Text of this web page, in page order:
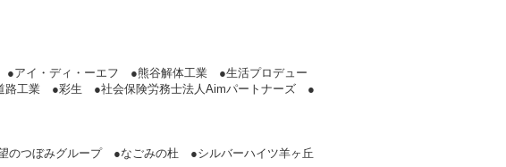
イ・ディ・ーエフ ●熊谷解体工業 ●生活プロデュー
工業 ●彩生 ●社会保険労務士法人Aimパートナーズ ●
つぼみグループ ●なごみの杜 ●シルバーハイツ羊ヶ丘